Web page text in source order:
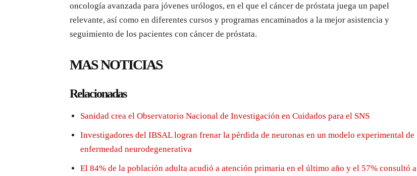
oncología avanzada para jóvenes urólogos, en el que el cáncer de próstata juega un papel
relevante, así como en diferentes cursos y programas encaminados a la mejor asistencia y
seguimiento de los pacientes con cáncer de próstata.
MAS NOTICIAS
Relacionadas
Sanidad crea el Observatorio Nacional de Investigación en Cuidados para el SNS
Investigadores del IBSAL logran frenar la pérdida de neuronas en un modelo experimental de
enfermedad neurodegenerativa
El 84% de la población adulta acudió a atención primaria en el último año y el 57% consultó a